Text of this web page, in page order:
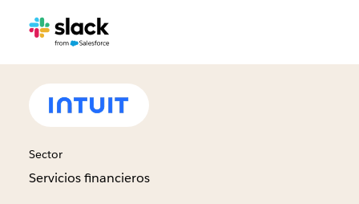
Sector
Servicios financieros